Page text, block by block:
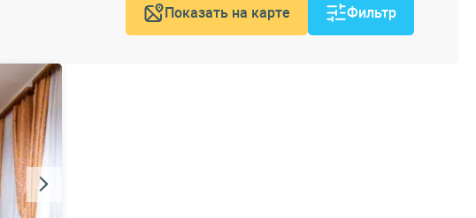
Показать на карте Фильтр